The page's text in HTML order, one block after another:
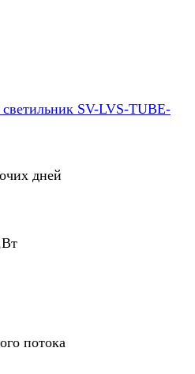
SV-LVS-TUBE-
дней
потока